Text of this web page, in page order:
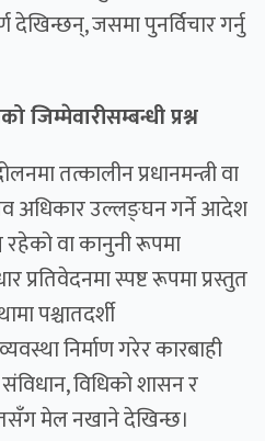
देखिन्छन्, जसमा पुनर्विचार गर्नु
जिम्मेवारीसम्बन्धी प्रश्न
तत्कालीन प्रधानमन्त्री वा
अधिकार उल्लङ्घन गर्ने आदेश
रहेको वा कानुनी रूपमा
प्रतिवेदनमा स्पष्ट रूपमा प्रस्तुत
पश्चातदर्शी
निर्माण गरेर कारबाही
विधिको शासन र
मेल नखाने देखिन्छ।